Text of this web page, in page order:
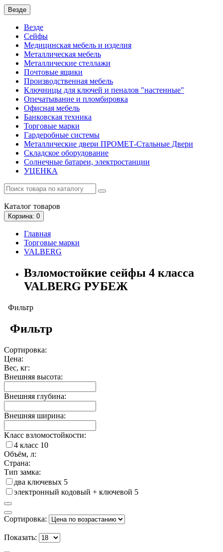
Везде
Везде
Сейфы
Медицинская мебель и изделия
Металлическая мебель
Металлические стеллажи
Почтовые ящики
Производственная мебель
Ключницы для ключей и пеналов "настенные"
Опечатывание и пломбировка
Офисная мебель
Банковская техника
Торговые марки
Гардеробные системы
Металлические двери ПРОМЕТ-Стальные Двери
Складское оборудование
Солнечные батареи, электростанции
УЦЕНКА
Каталог товаров
Корзина: 0
Главная
Торговые марки
VALBERG
Взломостойкие сейфы 4 класса
VALBERG РУБЕЖ
Фильтр
Фильтр
Сортировка:
Цена:
Вес, кг:
Внешняя высота:
Внешняя глубина:
Внешняя ширина:
Класс взломостойкости:
4 класс 10
Объём, л:
Страна:
Тип замка:
два ключевых 5
электронный кодовый + ключевой 5
Сортировка:
Показать: